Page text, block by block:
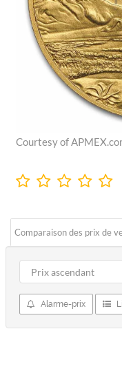
Courtesy of
Comparaison des prix de
Alarme-prix